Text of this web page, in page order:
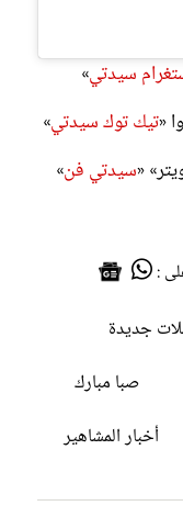
سيدتي»
«تيك توك سيدتي»
«سيدتي فن»
:
جديدة
صبا مبارك
أخبار المشاهير